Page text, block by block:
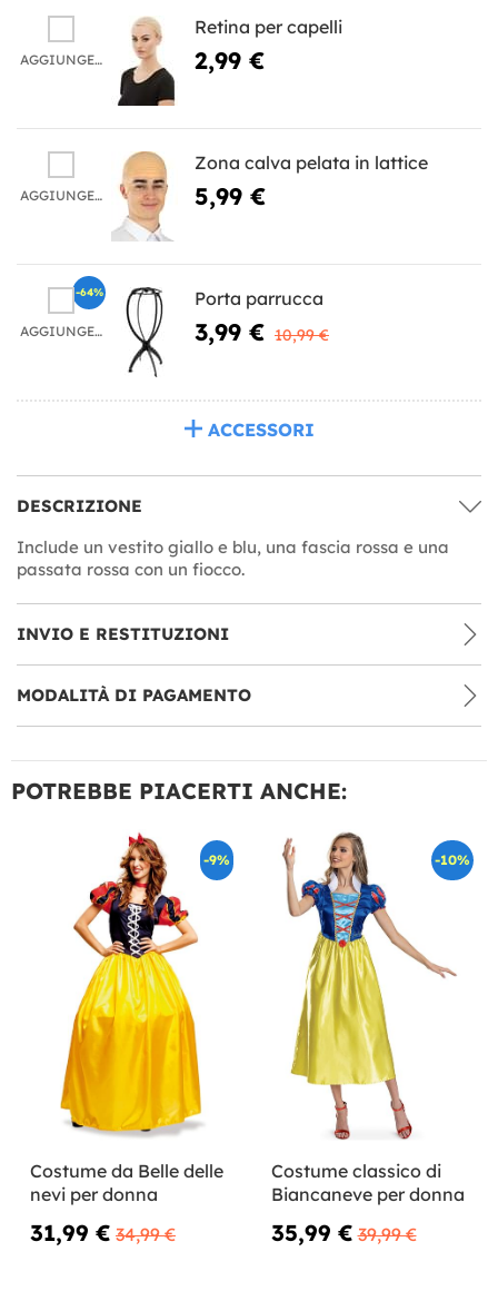
AGGIUNGERE
Retina per capelli
2,99 €
AGGIUNGERE
Zona calva pelata in lattice
5,99 €
AGGIUNGERE
Porta parrucca
3,99 € 10,99 €
-64%
ACCESSORI
DESCRIZIONE
Include un vestito giallo e blu, una fascia rossa e una
passata rossa con un fiocco.
INVIO E RESTITUZIONI
MODALITÀ DI PAGAMENTO
POTREBBE PIACERTI ANCHE:
-9%
Costume da Belle delle
nevi per donna
31,99 € 34,99 €
-10%
Costume classico di
Biancaneve per donna
35,99 € 39,99 €